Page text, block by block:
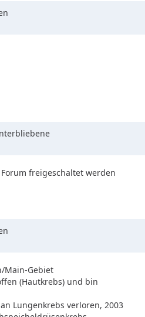
freigeschaltet werden
Main-Gebiet
(Hautkrebs) und bin
Lungenkrebs verloren, 2003